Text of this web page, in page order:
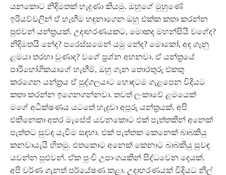
යනකොට නිදිමතක් හැදුණා කියමු. ඔහුගේ මුහුණේ
ඉරියව්වලින් ඒ හැඟීම හඳුනාගෙන ඔහු එක්ක කතා කරන්න
පුළුවන් යන්ත්‍රයක්. උදාහරණයකට, මොකද මහන්සියි වගේද?
නිදිමතයි නේද? පරෙස්සමෙන් යමු නේද? මොකෝ, අද ගෑනු
ළමයා තරහා වුණාද? වගේ ප්‍රශ්න අහනවා. ඒ යන්ත්‍රයේ
පාරිභෝගිකයාගේ හැඟීම්, ඔහු ගැන තොරතුරු එකතු
කරගෙන යන්ත්‍රය ඒ පුද්ගලයාට හොඳටම ගැළපෙන විදියට
කතා කරන්න ඉගෙනගන්නවා. තවත් ලංකාවේ ළමයෙක්
මගේ අධීක්ෂණය යටතේ හැදුවා අපූරු යන්ත්‍රයක්. අපි
එකිනෙකා අතර මැසේජ් යවනකොට එක් පැත්තකින් අනෙක්
පැත්තට සුවඳ යැවීම සඳහා. එක් පැත්තක කෙනෙක් බාබකියු
කනවායැයි හිතමු. එතකොට අනෙක් කෙනාට බාබකියු සුවඳ
යවන්න පුළුවන්. ඒක පුංචි උපාංගයකින් සිද්ධවෙන දෙයක්.
අපි වර්ණ ගැනත් පර්යේෂණ කළා. උදාහරණයක් විදියට නිල්